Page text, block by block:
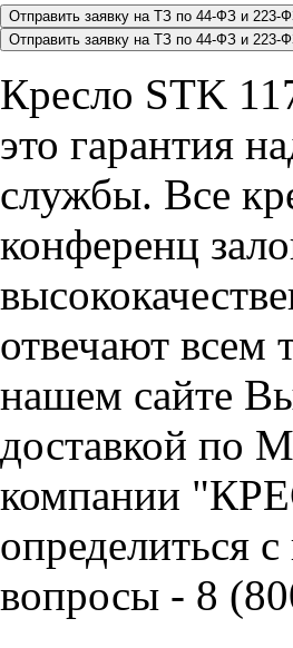
Кресло STK
это гарантия
службы. Все
конференц
отвечают всем
нашем сайте
доставкой по
компании
определиться
вопросы - 8